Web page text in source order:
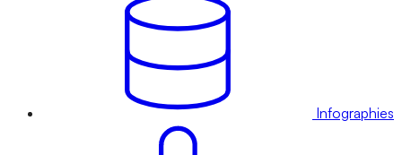
Infographies